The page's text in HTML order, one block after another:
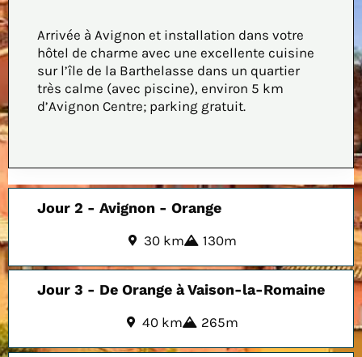
Arrivée à Avignon et installation dans votre
hôtel de charme avec une excellente cuisine
sur l’île de la Barthelasse dans un quartier
très calme (avec piscine), environ 5 km
d’Avignon Centre; parking gratuit.
Jour 2 - Avignon - Orange
30 km 130m
Jour 3 - De Orange à Vaison-la-Romaine
40 km 265m